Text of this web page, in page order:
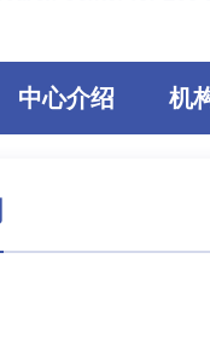
中心介绍 机